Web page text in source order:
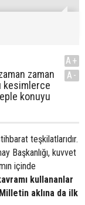
zaman
kesimlerce
konuyu
A+
A-
teşkilatlarıdır.
Başkanlığı, kuvvet
içinde
kullananlar
aklına da ilk